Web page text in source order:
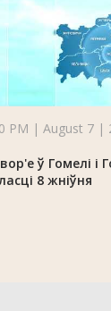
PM | August 7 |
ў Гомелі і
8 жніўня